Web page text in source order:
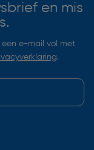
en mis
een e-mail vol met
.